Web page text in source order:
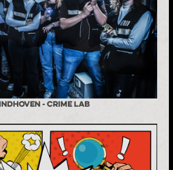
- Crime Lab